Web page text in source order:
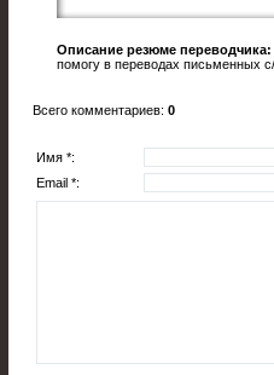
Описание резюме переводчика:
помогу в переводах письменных
Всего комментариев: 0
Имя *:
Email *: